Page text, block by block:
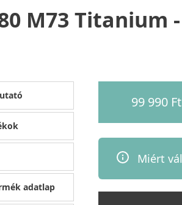
M73 Titanium
adatlap
99 990 Ft
Miért